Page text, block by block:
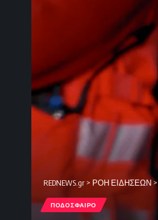
REDNEWS.gr > ΡΟΗ ΕΙΔΗΣΕΩΝ>
ΠΟΔΟΣΦΑΙΡΟ